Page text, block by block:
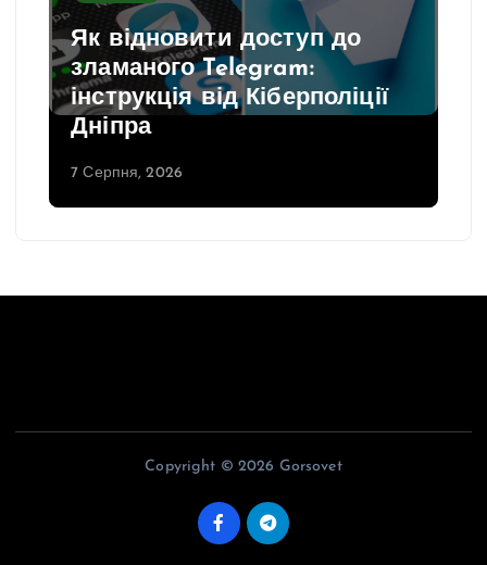
Як відновити доступ до
зламаного Telegram:
інструкція від Кіберполіції
Дніпра
7 Серпня, 2026
Copyright © 2026 Gorsovet